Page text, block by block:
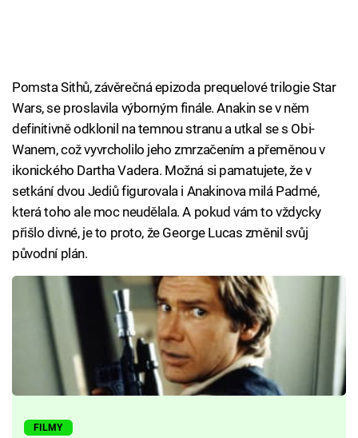
Pomsta Sithů, závěrečná epizoda prequelové trilogie Star
Wars, se proslavila výborným finále. Anakin se v něm
definitivně odklonil na temnou stranu a utkal se s Obi-
Wanem, což vyvrcholilo jeho zmrzačením a přeměnou v
ikonického Dartha Vadera. Možná si pamatujete, že v
setkání dvou Jediů figurovala i Anakinova milá Padmé,
která toho ale moc neudělala. A pokud vám to vždycky
přišlo divné, je to proto, že George Lucas změnil svůj
původní plán.
FILMY